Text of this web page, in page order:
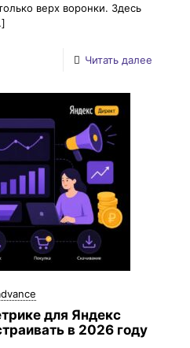
верх воронки. Здесь
Читать далее
для Яндекс
в 2026 году